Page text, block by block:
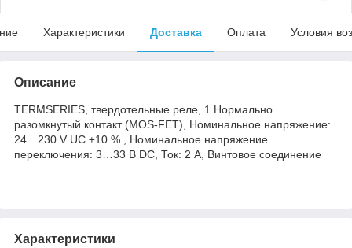
Характеристики Доставка Оплата Условия
Описание
TERMSERIES, твердотельные реле, 1 Нормально
разомкнутый контакт (MOS-FET), Номинальное напряжение:
24…230 V UC ±10 % , Номинальное напряжение
переключения: 3…33 В DC, Ток: 2 A, Винтовое соединение
Характеристики